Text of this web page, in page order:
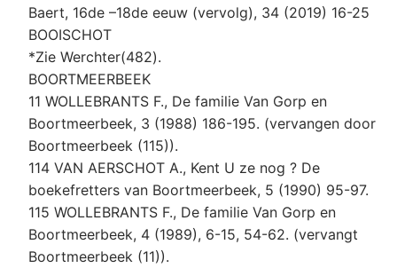
Baert, 16de –18de eeuw (vervolg), 34 (2019) 16-25
BOOISCHOT
*Zie Werchter(482).
BOORTMEERBEEK
11 WOLLEBRANTS F., De familie Van Gorp en
Boortmeerbeek, 3 (1988) 186-195. (vervangen door
Boortmeerbeek (115)).
114 VAN AERSCHOT A., Kent U ze nog ? De
boekefretters van Boortmeerbeek, 5 (1990) 95-97.
115 WOLLEBRANTS F., De familie Van Gorp en
Boortmeerbeek, 4 (1989), 6-15, 54-62. (vervangt
Boortmeerbeek (11)).